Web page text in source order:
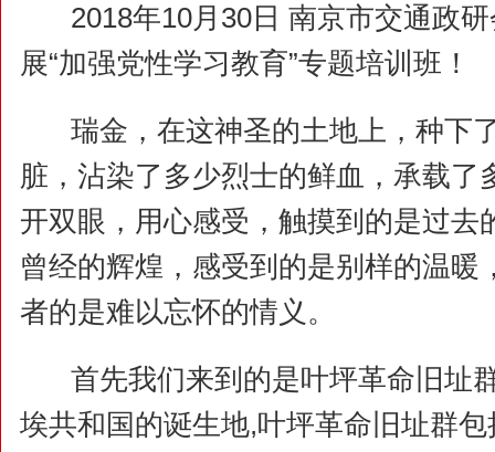
2018年10月30日 南京市交通政
展“加强党性学习教育”专题培训班！
瑞金，在这神圣的土地上，种下
脏，沾染了多少烈士的鲜血，承载了
开双眼，用心感受，触摸到的是过去
曾经的辉煌，感受到的是别样的温暖
者的是难以忘怀的情义。
首先我们来到的是叶坪革命旧址
埃共和国的诞生地,叶坪革命旧址群